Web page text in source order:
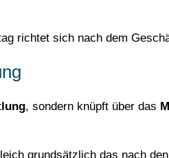
richtet sich nach dem
, sondern knüpft über das
grundsätzlich das nach